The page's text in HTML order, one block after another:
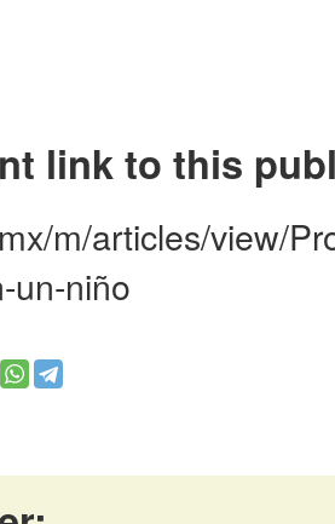
link to this
m/articles/view/
un-niño